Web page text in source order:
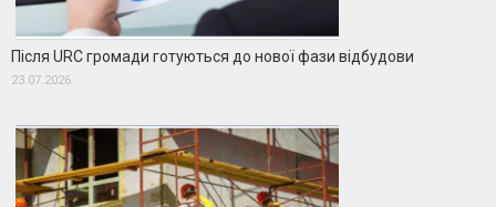
Після URC громади готуються до нової фази відбудови
23.07.2026